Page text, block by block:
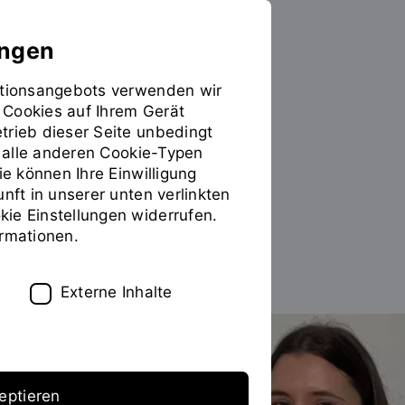
PERSONEN
Verena Nirschl
verwenden wir
auf Ihrem Gerät
dieser Seite unbedingt
anderen Cookie-Typen
können Ihre Einwilligung
in unserer unten verlinkten
Einstellungen widerrufen.
Externe Inhalte